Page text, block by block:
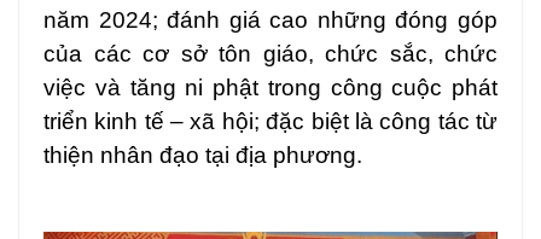
năm 2024; đánh giá cao những đóng góp
của các cơ sở tôn giáo, chức sắc, chức
việc và tăng ni phật trong công cuộc phát
triển kinh tế – xã hội; đặc biệt là công tác từ
thiện nhân đạo tại địa phương.